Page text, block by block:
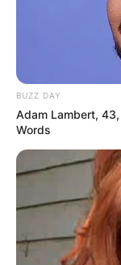
Auf einigen
Angebote
gekauft wird, ist
dadurch der
BUZZ DAY
Adam Lambert,
Words